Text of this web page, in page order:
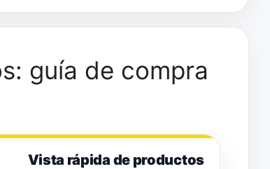
guía de compra
Vista rápida de productos